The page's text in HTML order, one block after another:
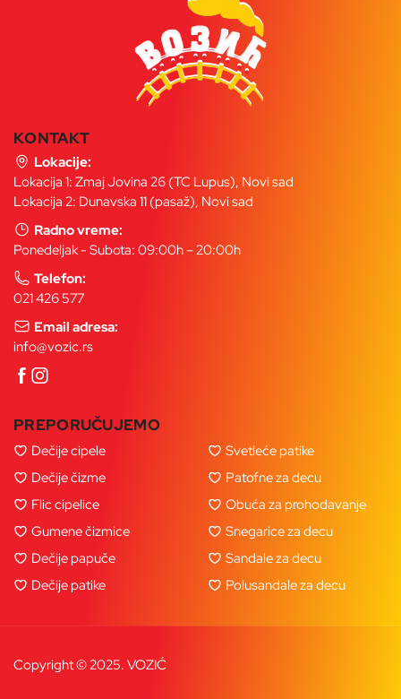
KONTAKT
Lokacije:
Lokacija 1: Zmaj Jovina 26 (TC Lupus), Novi sad
Lokacija 2: Dunavska 11 (pasaž), Novi sad
Radno vreme:
Ponedeljak - Subota: 09:00h – 20:00h
Telefon:
021 426 577
Email adresa:
info@vozic.rs
PREPORUČUJEMO
Dečije cipele
Dečije čizme
Flic cipelice
Gumene čizmice
Dečije papuče
Dečije patike
Svetleće patike
Patofne za decu
Obuća za prohodavanje
Snegarice za decu
Sandale za decu
Polusandale za decu
Copyright © 2025. VOZIĆ